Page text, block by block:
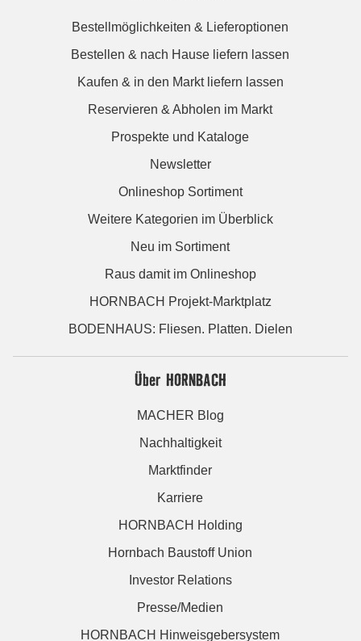
Bestellmöglichkeiten & Lieferoptionen
Bestellen & nach Hause liefern lassen
Kaufen & in den Markt liefern lassen
Reservieren & Abholen im Markt
Prospekte und Kataloge
Newsletter
Onlineshop Sortiment
Weitere Kategorien im Überblick
Neu im Sortiment
Raus damit im Onlineshop
HORNBACH Projekt-Marktplatz
BODENHAUS: Fliesen. Platten. Dielen
Über HORNBACH
MACHER Blog
Nachhaltigkeit
Marktfinder
Karriere
HORNBACH Holding
Hornbach Baustoff Union
Investor Relations
Presse/Medien
HORNBACH Hinweisgebersystem